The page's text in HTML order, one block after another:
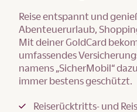
Reise entspannt und
Abenteuerurlaub,
Mit deiner GoldCard
umfassendes
namens „SicherMobil“
immer bestens geschützt.
Reiserücktritts- und